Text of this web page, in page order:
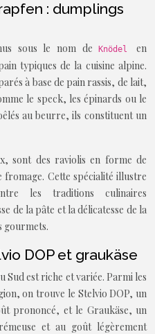
: dumplings
sous le nom deKnödelen
typiques de la cuisine alpine.
à base de pain rassis, de lait,
le speck, les épinards ou le
au beurre, ils constituent un
sont des raviolis en forme de
Cette spécialité illustre
les traditions culinaires
de la pâte et la délicatesse de la
gourmets.
DOP et graukäse
est riche et variée. Parmi les
on trouve le Stelvio DOP, un
prononcé, et le Graukäse, un
et au goût légèrement